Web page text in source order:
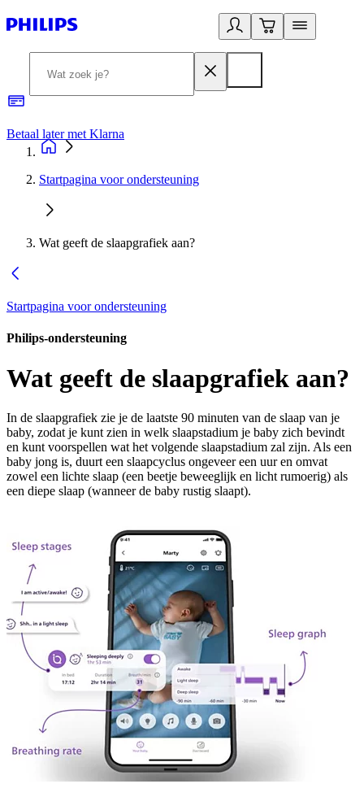
Betaal later met Klarna
Startpagina voor ondersteuning
Wat geeft de slaapgrafiek aan?
Startpagina voor ondersteuning
Philips-ondersteuning
Wat geeft de slaapgrafiek aan?
In de slaapgrafiek zie je de laatste 90 minuten van de slaap van je
baby, zodat je kunt zien in welk slaapstadium je baby zich bevindt
en kunt voorspellen wat het volgende slaapstadium zal zijn. Als een
baby jong is, duurt een slaapcyclus ongeveer een uur en omvat
zowel een lichte slaap (een beetje beweeglijk en licht rumoerig) als
een diepe slaap (wanneer de baby rustig slaapt).